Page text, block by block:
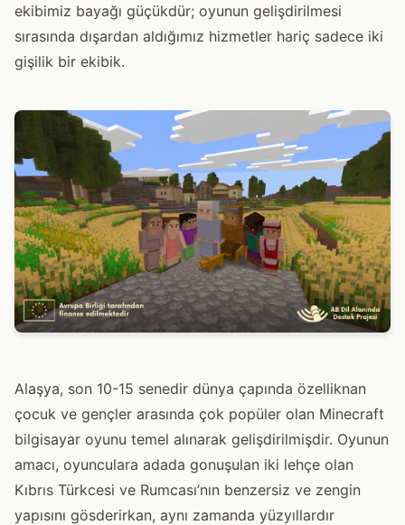
ekibimiz bayağı güçükdür; oyunun gelişdirilmesi
sırasında dışardan aldığımız hizmetler hariç sadece iki
gişilik bir ekibik.
Alaşya, son 10-15 senedir dünya çapında özelliknan
çocuk ve gençler arasında çok popüler olan Minecraft
bilgisayar oyunu temel alınarak gelişdirilmişdir. Oyunun
amacı, oyunculara adada gonuşulan iki lehçe olan
Kıbrıs Türkcesi ve Rumcası’nın benzersiz ve zengin
yapısını gösderirkan, aynı zamanda yüzyıllardır